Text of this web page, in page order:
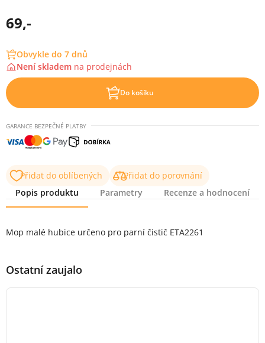
69,-
Obvykle do 7 dnů
Není skladem na prodejnách
Do košíku
GARANCE BEZPEČNÉ PLATBY
Přidat do oblíbených
Přidat do porovnání
Popis produktu
Parametry Recenze a hodnocení
Mop malé hubice určeno pro parní čistič ETA2261
Ostatní zaujalo